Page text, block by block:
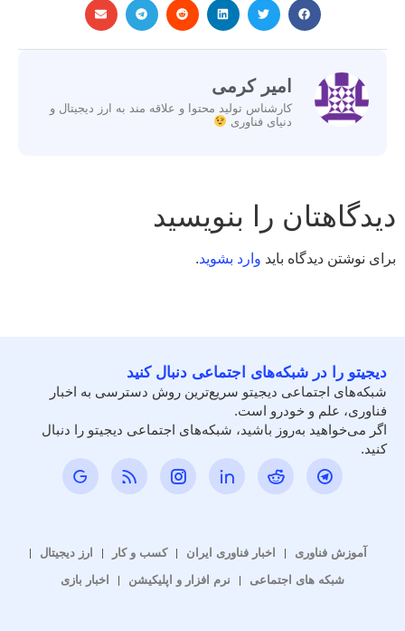
امیر کرمی
کارشناس تولید محتوا و علاقه مند به ارز دیجیتال و
دنیای فناوری
دیدگاهتان را بنویسید
برای نوشتن دیدگاه باید وارد بشوید.
دیجیتو را در شبکه‌های اجتماعی دنبال کنید
شبکه‌های اجتماعی دیجیتو سریع‌ترین روش دسترسی به اخبار
فناوری، علم و خودرو است.
اگر می‌خواهید به‌روز باشید، شبکه‌های اجتماعی دیجیتو را دنبال
کنید.
آموزش فناوری اخبار فناوری ایران کسب و کار
ارز دیجیتال
شبکه های اجتماعی
نرم افزار و اپلیکیشن اخبار بازی